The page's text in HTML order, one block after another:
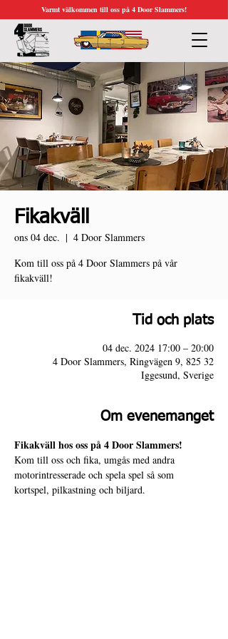
Varmt välkommen till oss på 4 Door Slammers!
Fikakväll
ons 04 dec.
  |
4 Door Slammers
Kom till oss på 4 Door Slammers på vår
fikakväll!
Tid och plats
04 dec. 2024 17:00 – 20:00
4 Door Slammers, Ringvägen 9, 825 32
Iggesund, Sverige
Om evenemanget
Fikakväll hos oss på 4 Door Slammers!
Kom till oss och fika, umgås med andra
motorintresserade och spela spel så som
kortspel, pilkastning och biljard.